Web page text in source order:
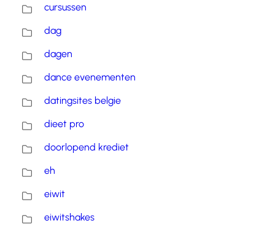
cursussen
dag
dagen
dance evenementen
datingsites belgie
dieet pro
doorlopend krediet
eh
eiwit
eiwitshakes